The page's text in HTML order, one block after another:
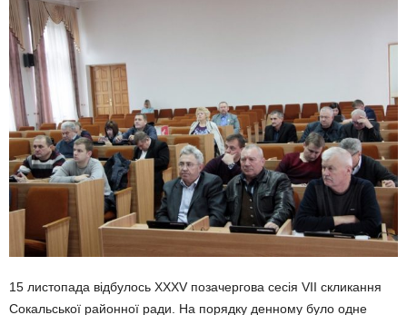
15 листопада відбулось XXXV позачергова сесія VII скликання
Сокальської районної ради. На порядку денному було одне